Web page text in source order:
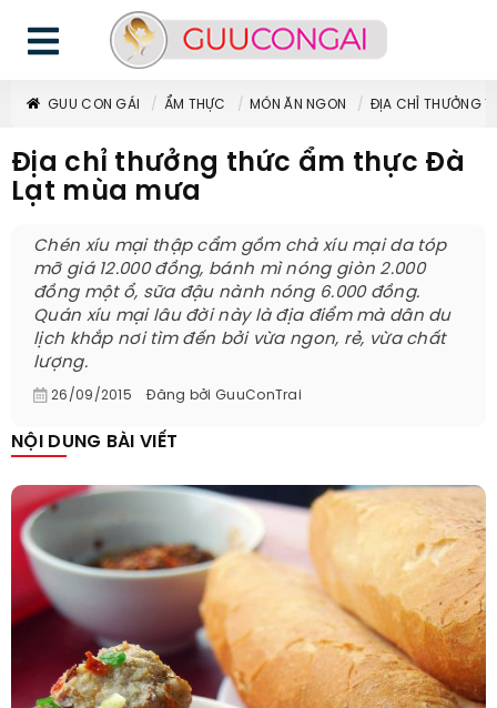
GUU CON GÁI ẨM THỰC MÓN ĂN NGON ĐỊA CHỈ THƯỞNG
Địa chỉ thưởng thức ẩm thực Đà
Lạt mùa mưa
Chén xíu mại thập cẩm gồm chả xíu mại da tóp
mỡ giá 12.000 đồng, bánh mì nóng giòn 2.000
đồng một ổ, sữa đậu nành nóng 6.000 đồng.
Quán xíu mại lâu đời này là địa điểm mà dân du
lịch khắp nơi tìm đến bởi vừa ngon, rẻ, vừa chất
lượng.
26/09/2015 Đăng bởi GuuConTrai
NỘI DUNG BÀI VIẾT